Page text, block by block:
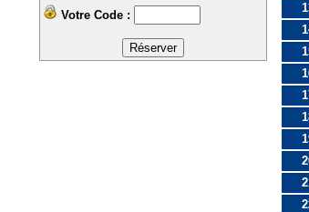
Votre Code :